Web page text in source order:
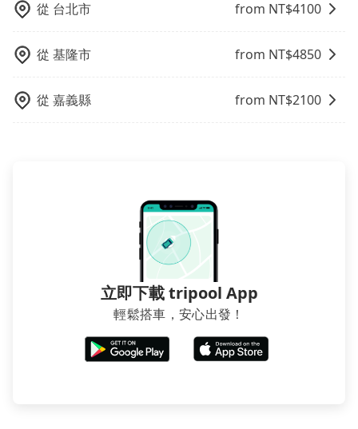
分鐘出站，最後再根據距離的遠近或者天候狀況，決定
是步行一段路或者搭乘公車抵達最終的目的地。全程加
上轉車時間共47分鐘，假設3位同行，高鐵加轉乘之平均
每人花費為230元。不過，台中市少部分小黃司機不按表
全程使用tripool並到府專車接送，則每人平均花費約
預約tripool所平均攤提下來的每人價格價格還會更便宜
划算。如果你僅有兩位乘車，也可參考tripool的拼車共
乘服務，最多可再節省50%的交通費用。
市（烏日區）到雲林縣虎尾鎮的花費預估為
達目的地後多久原路返回），雖已將eTag和可能的每小
時40元路邊停車費用預估進去，但額外的汽車保險與可
車型，如Toyota Yaris、Prius C、Vios這類乘坐體驗較
用戶卻遲遲尚未歸還，又或者要還車時卻偏偏找不到停
車位，對於急著用車或者要載其他乘客的人來說就有不
小的風險。最後，雖然路邊隨租隨還看似方便，但實際
使用時還是有其區域的限制，實際可停靠的地點與你的
上下車地點仍有段距離，在遇到下雨天或者載行李時，
就顯得非常不便。
從 台北市 from NT$4100
從 基隆市 from NT$4850
從 嘉義縣 from NT$2100
立即下載 tripool App
輕鬆搭車，安心出發！